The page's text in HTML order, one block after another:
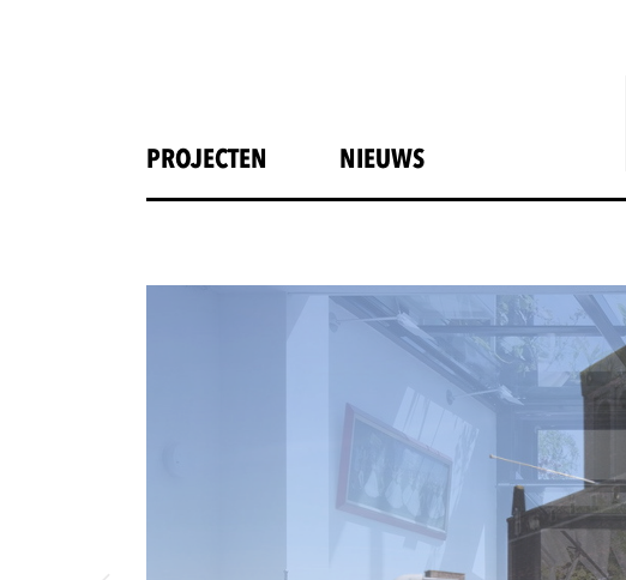
PROJECTEN NIEUWS